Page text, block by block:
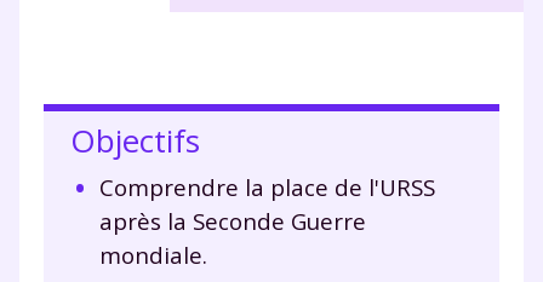
Objectifs
Comprendre la place de l'URSS
après la Seconde Guerre
mondiale.